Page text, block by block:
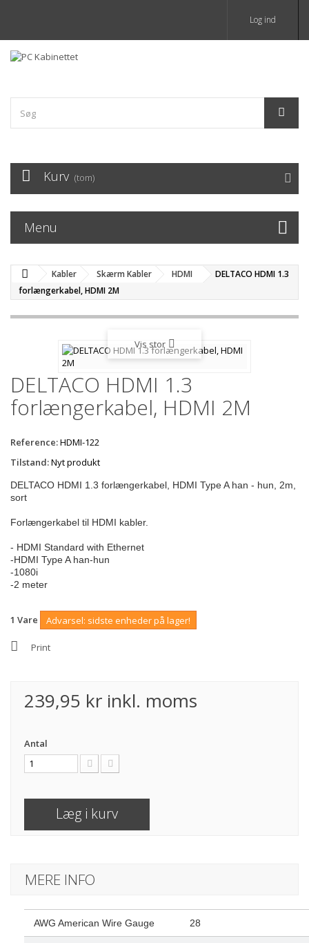
Log ind
Kurv (tom)
Menu
Kabler Skærm Kabler HDMI
DELTACO HDMI 1.3
forlængerkabel, HDMI 2M
Vis stor
DELTACO HDMI 1.3
forlængerkabel, HDMI 2M
Reference:HDMI-122
Tilstand:Nyt produkt
DELTACO HDMI 1.3 forlængerkabel, HDMI Type A han - hun, 2m,
sort
Forlængerkabel til HDMI kabler.
- HDMI Standard with Ethernet
-HDMI Type A han-hun
-1080i
-2 meter
1 Vare Advarsel: sidste enheder på lager!
Print
239,95 kr inkl. moms
Antal
Læg i kurv
MERE INFO
AWG American Wire Gauge 28